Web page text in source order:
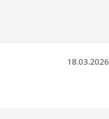
18.03.2026